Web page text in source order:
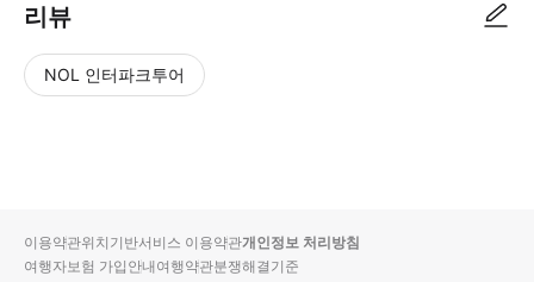
리뷰
NOL 인터파크투어
입니
다.
순
상
이용약관위치기반서비스 이용약관개인정보 처리방침
여행자보험 가입안내여행약관분쟁해결기준